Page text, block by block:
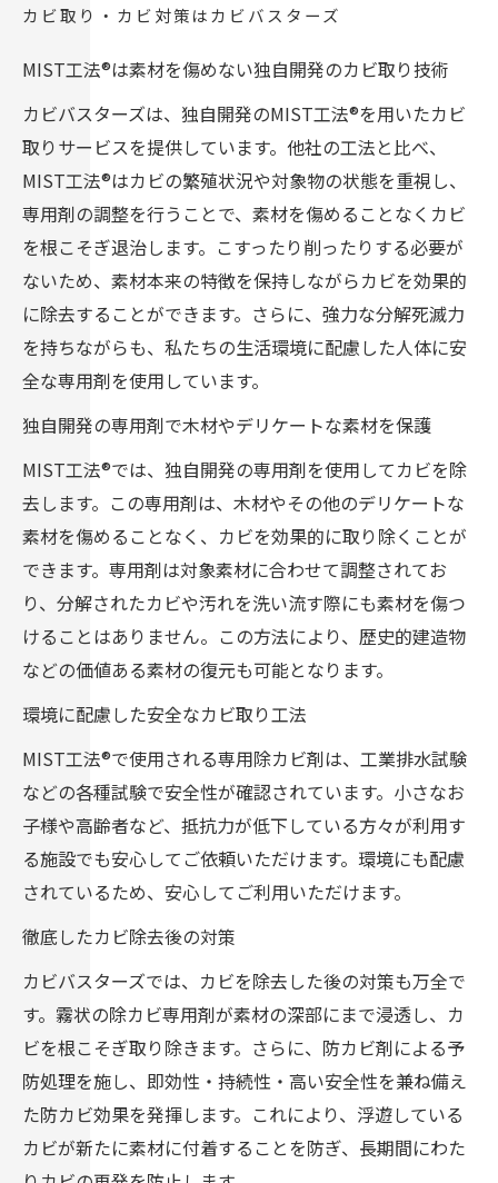
カビ取り・カビ対策はカビバスターズ
MIST工法®は素材を傷めない独自開発のカビ取り技術
カビバスターズは、独自開発のMIST工法®を用いたカビ
取りサービスを提供しています。他社の工法と比べ、
MIST工法®はカビの繁殖状況や対象物の状態を重視し、
専用剤の調整を行うことで、素材を傷めることなくカビ
を根こそぎ退治します。こすったり削ったりする必要が
ないため、素材本来の特徴を保持しながらカビを効果的
に除去することができます。さらに、強力な分解死滅力
を持ちながらも、私たちの生活環境に配慮した人体に安
全な専用剤を使用しています。
独自開発の専用剤で木材やデリケートな素材を保護
MIST工法®では、独自開発の専用剤を使用してカビを除
去します。この専用剤は、木材やその他のデリケートな
素材を傷めることなく、カビを効果的に取り除くことが
できます。専用剤は対象素材に合わせて調整されてお
り、分解されたカビや汚れを洗い流す際にも素材を傷つ
けることはありません。この方法により、歴史的建造物
などの価値ある素材の復元も可能となります。
環境に配慮した安全なカビ取り工法
MIST工法®で使用される専用除カビ剤は、工業排水試験
などの各種試験で安全性が確認されています。小さなお
子様や高齢者など、抵抗力が低下している方々が利用す
る施設でも安心してご依頼いただけます。環境にも配慮
されているため、安心してご利用いただけます。
徹底したカビ除去後の対策
カビバスターズでは、カビを除去した後の対策も万全で
す。霧状の除カビ専用剤が素材の深部にまで浸透し、カ
ビを根こそぎ取り除きます。さらに、防カビ剤による予
防処理を施し、即効性・持続性・高い安全性を兼ね備え
た防カビ効果を発揮します。これにより、浮遊している
カビが新たに素材に付着することを防ぎ、長期間にわた